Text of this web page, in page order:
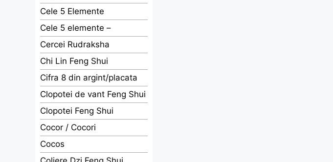
Cele 5 Elemente
Cele 5 elemente –
Cercei Rudraksha
Chi Lin Feng Shui
Cifra 8 din argint/placata
Clopotei de vant Feng Shui
Clopotei Feng Shui
Cocor / Cocori
Cocos